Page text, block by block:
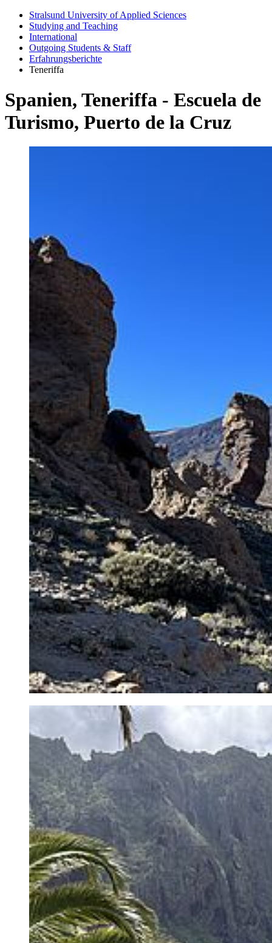
Stralsund University of Applied Sciences
Studying and Teaching
International
Outgoing Students & Staff
Erfahrungsberichte
Teneriffa
Spanien, Tener­iffa - Es­cuela de
Tur­ismo, Puerto de la Cruz